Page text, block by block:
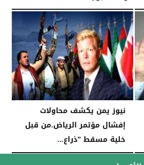
نيوز يمن يكشف محاولات
إفشال مؤتمر الرياض.من قبل
خلية مسقط ”ذراع...
الإثنين، 21 مارس 2022 01:36 مـ